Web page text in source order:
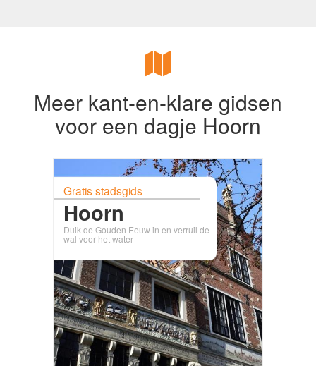
Meer kant-en-klare gidsen
voor een dagje Hoorn
Gratis stadsgids
Hoorn
Duik de Gouden Eeuw in en verruil de
wal voor het water